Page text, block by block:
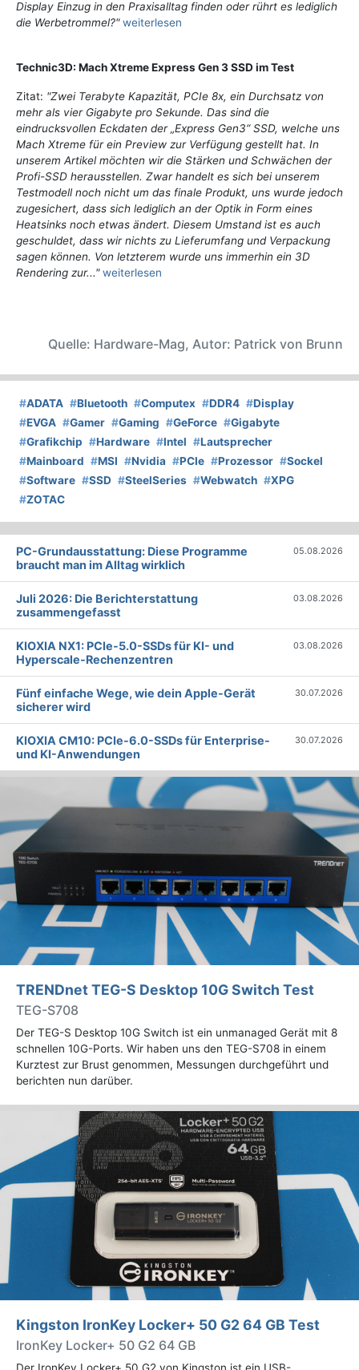
Display Einzug in den Praxisalltag finden oder rührt es lediglich
die Werbetrommel?" weiterlesen
Technic3D: Mach Xtreme Express Gen 3 SSD im Test
Zitat: "Zwei Terabyte Kapazität, PCIe 8x, ein Durchsatz von
mehr als vier Gigabyte pro Sekunde. Das sind die
eindrucksvollen Eckdaten der „Express Gen3“ SSD, welche uns
Mach Xtreme für ein Preview zur Verfügung gestellt hat. In
unserem Artikel möchten wir die Stärken und Schwächen der
Profi-SSD herausstellen. Zwar handelt es sich bei unserem
Testmodell noch nicht um das finale Produkt, uns wurde jedoch
zugesichert, dass sich lediglich an der Optik in Form eines
Heatsinks noch etwas ändert. Diesem Umstand ist es auch
geschuldet, dass wir nichts zu Lieferumfang und Verpackung
sagen können. Von letzterem wurde uns immerhin ein 3D
Rendering zur..." weiterlesen
Quelle: Hardware-Mag, Autor: Patrick von Brunn
#ADATA #Bluetooth #Computex #DDR4 #Display
#EVGA #Gamer #Gaming #GeForce #Gigabyte
#Grafikchip #Hardware #Intel #Lautsprecher
#Mainboard #MSI #Nvidia #PCIe #Prozessor #Sockel
#Software #SSD #SteelSeries #Webwatch #XPG
#ZOTAC
PC-Grundausstattung: Diese Programme
braucht man im Alltag wirklich
05.08.2026
Juli 2026: Die Bericht­erstattung
zusammengefasst
03.08.2026
KIOXIA NX1: PCIe-5.0-SSDs für KI- und
Hyperscale-Rechenzentren
03.08.2026
Fünf einfache Wege, wie dein Apple-Gerät
sicherer wird
30.07.2026
KIOXIA CM10: PCIe-6.0-SSDs für Enterprise-
und KI-Anwendungen
30.07.2026
TRENDnet TEG-S Desktop 10G Switch Test
TEG-S708
Der TEG-S Desktop 10G Switch ist ein unmanaged Gerät mit 8
schnellen 10G-Ports. Wir haben uns den TEG-S708 in einem
Kurztest zur Brust genommen, Messungen durchgeführt und
berichten nun darüber.
Kingston IronKey Locker+ 50 G2 64 GB Test
IronKey Locker+ 50 G2 64 GB
Der IronKey Locker+ 50 G2 von Kingston ist ein USB-